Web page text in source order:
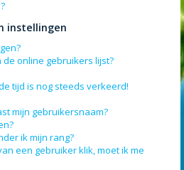
instellingen
online gebruikers lijst?
tijd is nog steeds verkeerd!
mijn gebruikersnaam?
ik mijn rang?
een gebruiker klik, moet ik me